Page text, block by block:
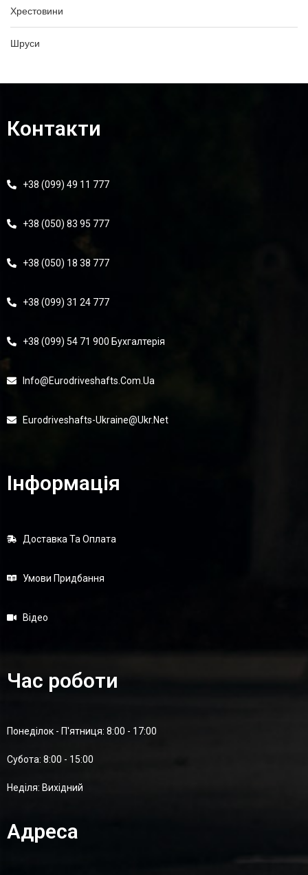
Хрестовини
Шруси
Контакти
+38 (099) 49 11 777
+38 (050) 83 95 777
+38 (050) 18 38 777
+38 (099) 31 24 777
+38 (099) 54 71 900 Бухгалтерія
Info@eurodriveshafts.com.ua
Eurodriveshafts-Ukraine@ukr.net
Інформація
Доставка Та Оплата
Умови Придбання
Відео
Час роботи
Понеділок - П'ятниця: 8:00 - 17:00
Суботa: 8:00 - 15:00
Неділя: Вихідний
Адреса